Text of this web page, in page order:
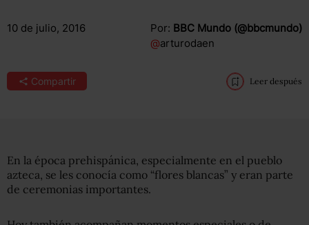
10 de julio, 2016 Por: BBC Mundo (@bbcmundo)
@arturodaen
Compartir Leer después
En la época prehispánica, especialmente en el pueblo
azteca, se les conocía como “flores blancas” y eran parte
de ceremonias importantes.